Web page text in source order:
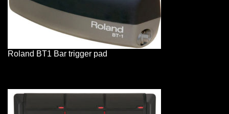
Roland BT1 Bar trigger pad